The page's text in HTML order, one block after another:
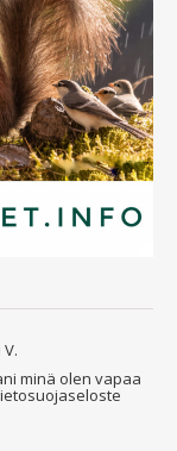
minä olen vapaa